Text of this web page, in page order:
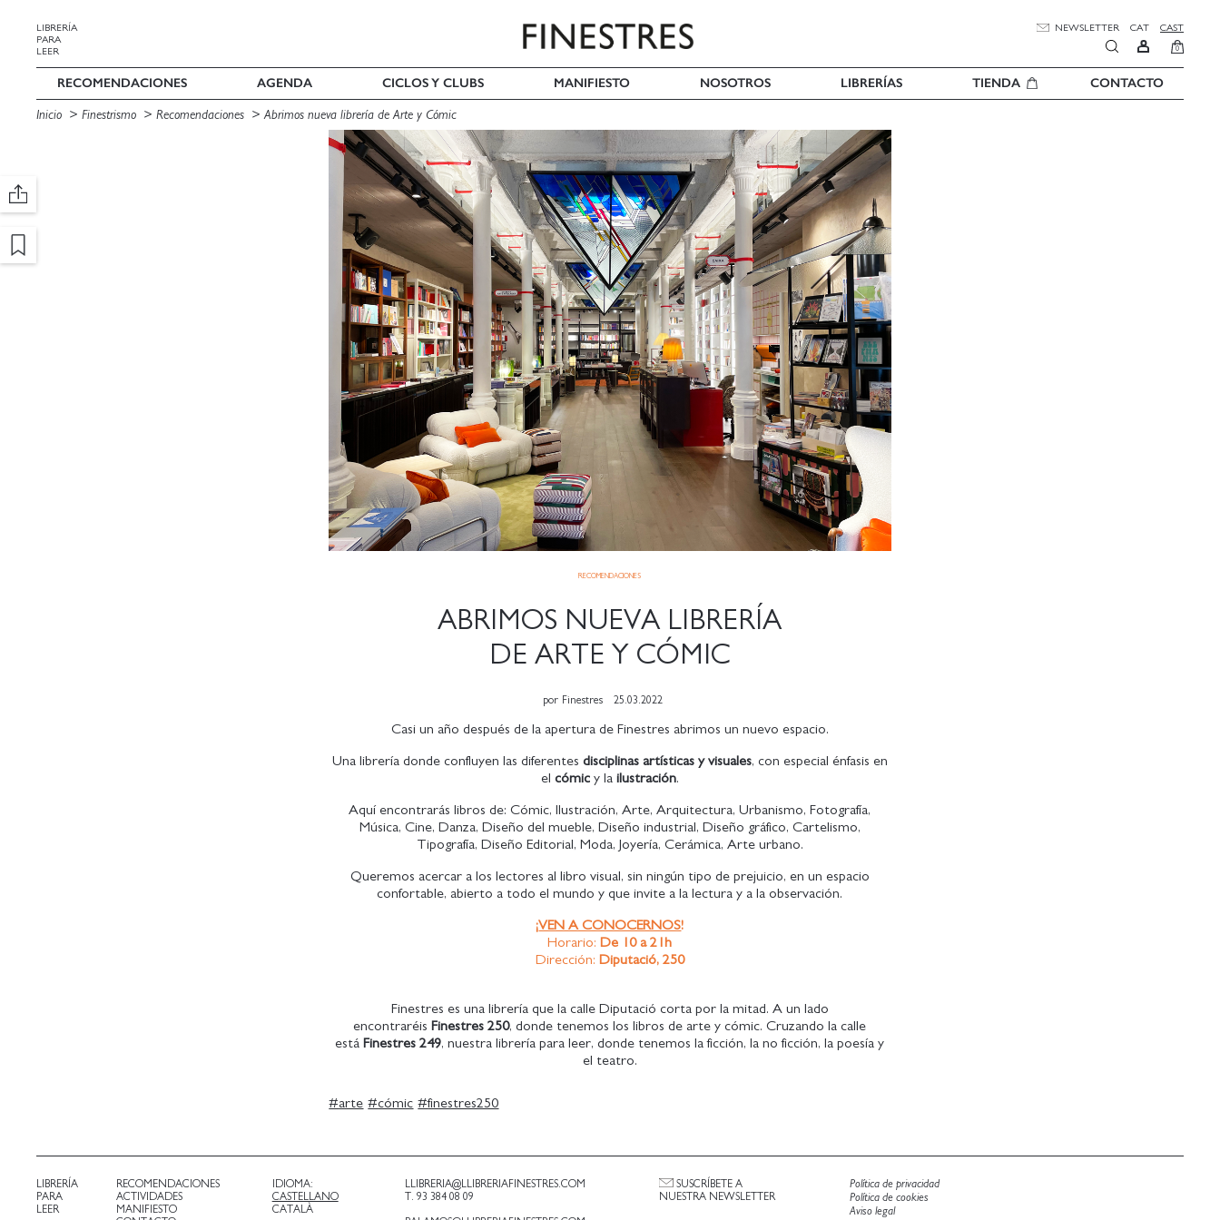
LIBRERÍA
PARA
LEER
NEWSLETTER CAT CAST
0
RECOMENDACIONES AGENDA CICLOS Y CLUBS MANIFIESTO NOSOTROS LIBRERÍAS TIENDA CONTACTO
Inicio Finestrismo Recomendaciones Abrimos nueva librería de Arte y Cómic
RECOMENDACIONES
ABRIMOS NUEVA LIBRERÍA
DE ARTE Y CÓMIC
por Finestres 25.03.2022
Casi un año después de la apertura de Finestres abrimos un nuevo espacio.
Una librería donde confluyen las diferentes disciplinas artísticas y visuales, con especial énfasis en
el cómic y la ilustración.
Aquí encontrarás libros de: Cómic, Ilustración, Arte, Arquitectura, Urbanismo, Fotografía,
Música, Cine, Danza, Diseño del mueble, Diseño industrial, Diseño gráfico, Cartelismo,
Tipografía, Diseño Editorial, Moda, Joyería, Cerámica, Arte urbano.
Queremos acercar a los lectores al libro visual, sin ningún tipo de prejuicio, en un espacio
confortable, abierto a todo el mundo y que invite a la lectura y a la observación.
¡VEN A CONOCERNOS!
Horario: De 10 a 21h
Dirección: Diputació, 250
Finestres es una librería que la calle Diputació corta por la mitad. A un lado
encontraréis Finestres 250, donde tenemos los libros de arte y cómic. Cruzando la calle
está Finestres 249, nuestra librería para leer, donde tenemos la ficción, la no ficción, la poesía y
el teatro.
#arte #cómic #finestres250
LIBRERÍA
PARA
LEER
RECOMENDACIONES
ACTIVIDADES
MANIFIESTO
IDIOMA:
CASTELLANO
CATALÀ
LLIBRERIA@LLIBRERIAFINESTRES.COM
T. 93 384 08 09
SUSCRÍBETE A
NUESTRA NEWSLETTER
Política de privacidad
Política de cookies
Aviso legal